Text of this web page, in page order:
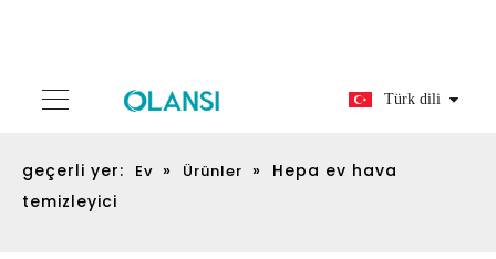
Türk dili
geçerli yer: Ev » Ürünler »
Hepa ev hava
temizleyici